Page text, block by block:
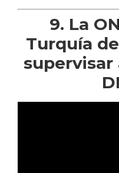
9. La
Turquía
supervisar